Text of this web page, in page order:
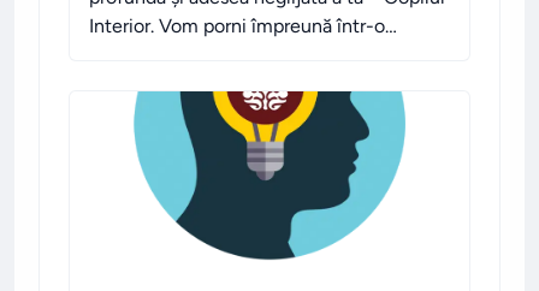
Interior. Vom porni împreună într-o
prezentului.